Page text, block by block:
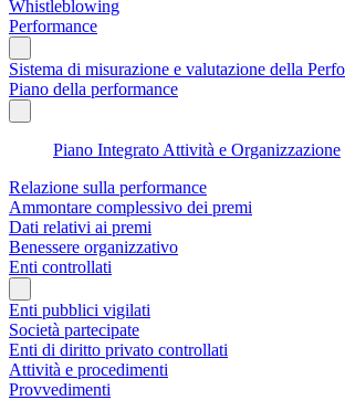
Whistleblowing
Performance
Sistema di misurazione e valutazione della
Piano della performance
Piano Integrato Attività e Organizzazione
Relazione sulla performance
Ammontare complessivo dei premi
Dati relativi ai premi
Benessere organizzativo
Enti controllati
Enti pubblici vigilati
Società partecipate
Enti di diritto privato controllati
Attività e procedimenti
Provvedimenti